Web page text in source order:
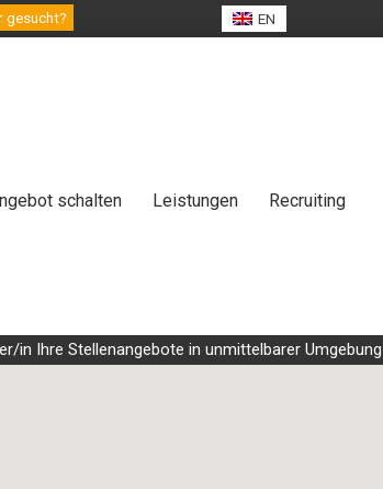
gesucht? EN
schalten Leistungen Recruiting
Ihre Stellenangebote in unmittelbarer Umgebung